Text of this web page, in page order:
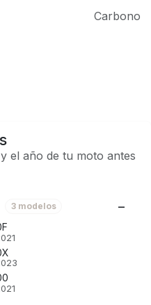
Carbono
el año de tu moto antes
3 modelos